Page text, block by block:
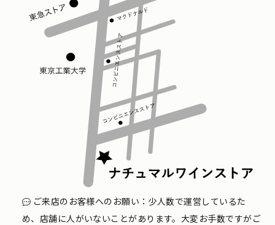
ご来店のお客様へのお願い：少人数で運営しているた
め、店舗に人がいないことがあります。大変お手数ですがご